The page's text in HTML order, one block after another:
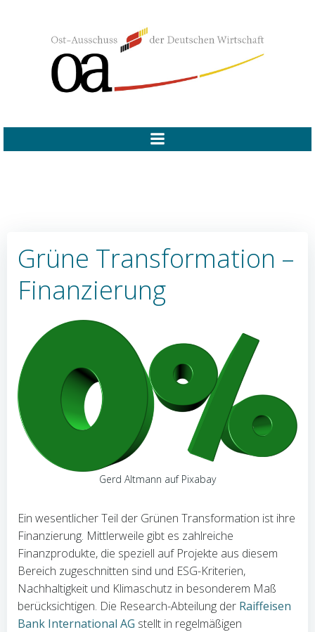
springen
Grüne Transformation –
Finanzierung
Gerd Altmann auf Pixabay
Ein wesentlicher Teil der Grünen Transformation ist ihre
Finanzierung. Mittlerweile gibt es zahlreiche
Finanzprodukte, die speziell auf Projekte aus diesem
Bereich zugeschnitten sind und ESG-Kriterien,
Nachhaltigkeit und Klimaschutz in besonderem Maß
berücksichtigen. Die Research-Abteilung der Raiffeisen
Bank International AG stellt in regelmäßigen